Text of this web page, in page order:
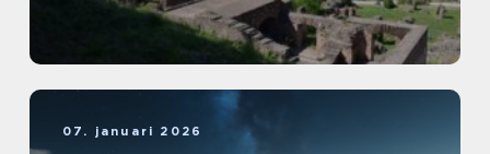
07. januari 2026